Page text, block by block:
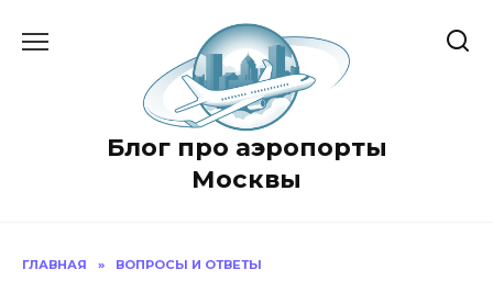
Блог про аэропорты
Москвы
ГЛАВНАЯ » ВОПРОСЫ И ОТВЕТЫ